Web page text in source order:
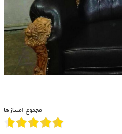
مجموع امتیازها